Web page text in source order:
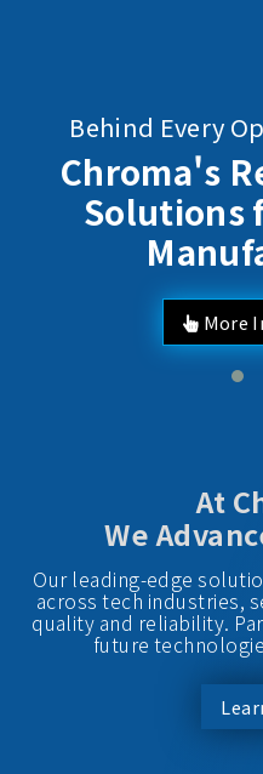
Behind Every
Chroma's
Solutions
More
At
We
Our leading-edge
across tech industries,
quality and reliability.
future